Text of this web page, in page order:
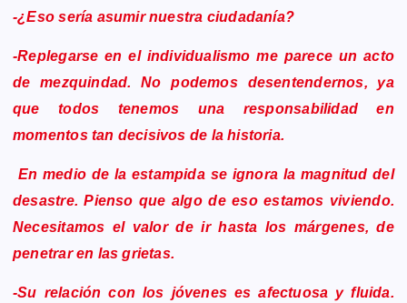
-¿Eso sería asumir nuestra ciudadanía?
-Replegarse en el individualismo me parece un acto
de mezquindad. No podemos desentendernos, ya
que todos tenemos una responsabilidad en
momentos tan decisivos de la historia.
En medio de la estampida se ignora la magnitud del
desastre. Pienso que algo de eso estamos viviendo.
Necesitamos el valor de ir hasta los márgenes, de
penetrar en las grietas.
-Su relación con los jóvenes es afectuosa y fluida.